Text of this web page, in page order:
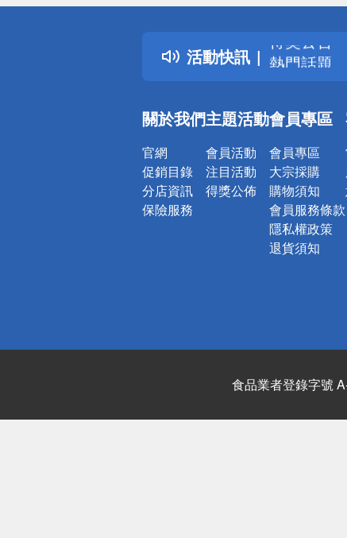
活動快訊
詐騙網頁
得獎公告
熱門話題
銀行優惠
詐騙網頁
關於我們
官網
促銷目錄
分店資訊
保險服務
主題活動
會員活動
注目活動
得獎公佈
會員專區
會員專區
大宗採購
購物須知
會員服務條款
隱私權政策
退貨須知
食品業者登錄字號